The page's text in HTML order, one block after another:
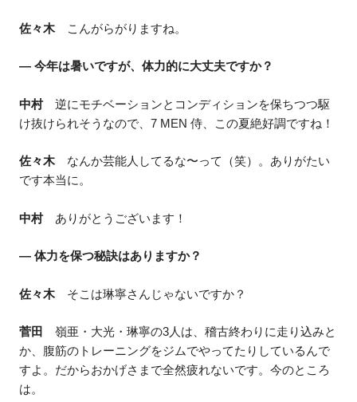
佐々木こんがらがりますね。
― 今年は暑いですが、体力的に大丈夫ですか？
中村逆にモチベーションとコンディションを保ちつつ駆
け抜けられそうなので、7 MEN 侍、この夏絶好調ですね！
佐々木なんか芸能人してるな〜って（笑）。ありがたい
です本当に。
中村ありがとうございます！
― 体力を保つ秘訣はありますか？
佐々木そこは琳寧さんじゃないですか？
菅田
嶺亜・大光・琳寧の3人は、稽古終わりに走り込みと
か、腹筋のトレーニングをジムでやってたりしているんで
すよ。だからおかげさまで全然疲れないです。今のところ
は。